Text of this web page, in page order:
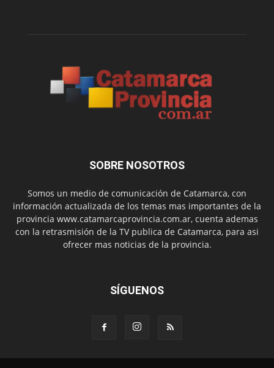
SOBRE NOSOTROS
Somos un medio de comunicación de Catamarca, con
información actualizada de los temas mas importantes de la
provincia www.catamarcaprovincia.com.ar, cuenta ademas
con la retrasmisión de la TV publica de Catamarca, para asi
ofrecer mas noticias de la provincia.
SÍGUENOS